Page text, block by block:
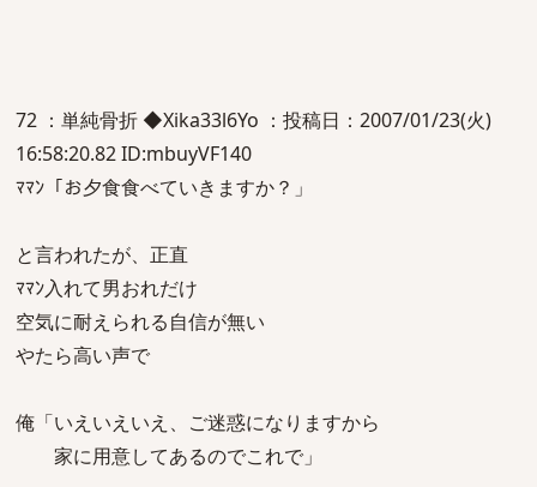
72 ：単純骨折 ◆Xika33l6Yo ：投稿日：2007/01/23(火)
16:58:20.82 ID:mbuyVF140
ﾏﾏﾝ「お夕食食べていきますか？」
と言われたが、正直
ﾏﾏﾝ入れて男おれだけ
空気に耐えられる自信が無い
やたら高い声で
俺「いえいえいえ、ご迷惑になりますから
家に用意してあるのでこれで」